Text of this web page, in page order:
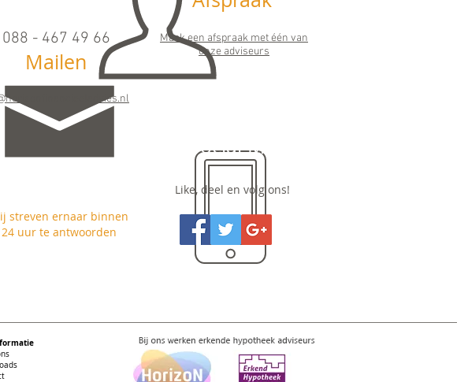
088 - 467 49 66
Maandag t/m vrijdag:
09.00 - 17.00 uur
Mailen
streven ernaar binnen
24 uur te antwoorden
Maak een afspraak met één van
onze adviseurs
Social Media
Like, deel en volg ons!